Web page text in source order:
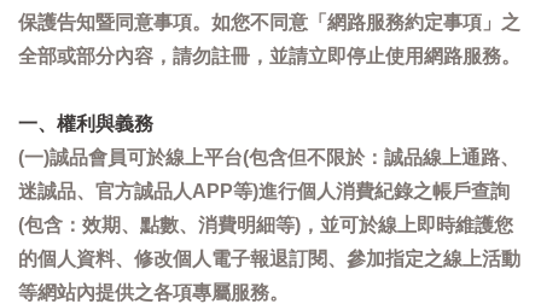
保護告知暨同意事項。如您不同意「網路服務約定事項」之
全部或部分內容，請勿註冊，並請立即停止使用網路服務。
一、權利與義務
(一)誠品會員可於線上平台(包含但不限於：誠品線上通路、
迷誠品、官方誠品人APP等)進行個人消費紀錄之帳戶查詢
(包含：效期、點數、消費明細等)，並可於線上即時維護您
的個人資料、修改個人電子報退訂閱、參加指定之線上活動
等網站內提供之各項專屬服務。